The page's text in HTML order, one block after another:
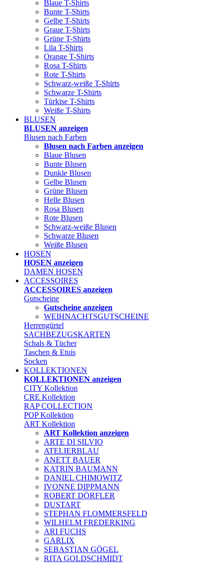
Blaue T-Shirts
Bunte T-Shirts
Gelbe T-Shirts
Graue T-Shirts
Grüne T-Shirts
Lila T-Shirts
Orange T-Shirts
Rosa T-Shirts
Rote T-Shirts
Schwarz-weiße T-Shirts
Schwarze T-Shirts
Türkise T-Shirts
Weiße T-Shirts
BLUSEN
BLUSEN anzeigen
Blusen nach Farben
Blusen nach Farben anzeigen
Blaue Blusen
Bunte Blusen
Dunkle Blusen
Gelbe Blusen
Grüne Blusen
Helle Blusen
Rosa Blusen
Rote Blusen
Schwarz-weiße Blusen
Schwarze Blusen
Weiße Blusen
HOSEN
HOSEN anzeigen
DAMEN HOSEN
ACCESSOIRES
ACCESSOIRES anzeigen
Gutscheine
Gutscheine anzeigen
WEIHNACHTSGUTSCHEINE
Herrengürtel
SACHBEZUGSKARTEN
Schals & Tücher
Taschen & Etuis
Socken
KOLLEKTIONEN
KOLLEKTIONEN anzeigen
CITY Kollektion
CRE Kollektion
RAP COLLECTION
POP Kollektion
ART Kollektion
ART Kollektion anzeigen
ARTE DI SILVIO
ATELIERBLAU
ANETT BAUER
KATRIN BAUMANN
DANIEL CHIMOWITZ
IVONNE DIPPMANN
ROBERT DÖRFLER
DUSTART
STEPHAN FLOMMERSFELD
WILHELM FREDERKING
ARI FUCHS
GARLIX
SEBASTIAN GÖGEL
RITA GOLDSCHMIDT